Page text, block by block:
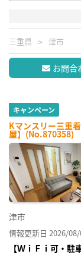
三重県 津市
お問合
キャンペーン
Kマンスリー三重
屋】(No.870358)
津市
情報更新日 2026/
【ＷｉＦｉ可・